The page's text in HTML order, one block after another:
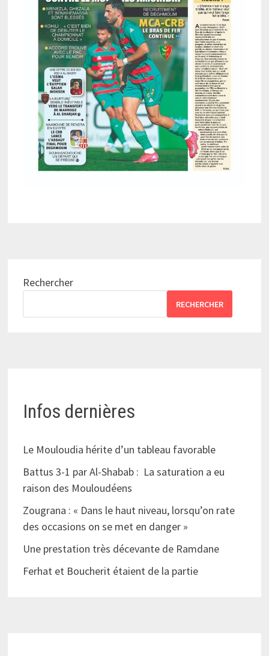
Rechercher
RECHERCHER
Infos dernières
Le Mouloudia hérite d’un tableau favorable
Battus 3-1 par Al-Shabab : La saturation a eu
raison des Mouloudéens
Zougrana : « Dans le haut niveau, lorsqu’on rate
des occasions on se met en danger »
Une prestation très décevante de Ramdane
Ferhat et Boucherit étaient de la partie